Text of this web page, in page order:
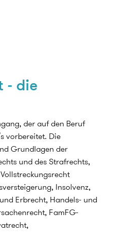
- die
der auf den Beruf
vorbereitet. Die
Grundlagen der
und des Strafrechts,
Insolvenz,
Erbrecht, Handels- und
FamFG-